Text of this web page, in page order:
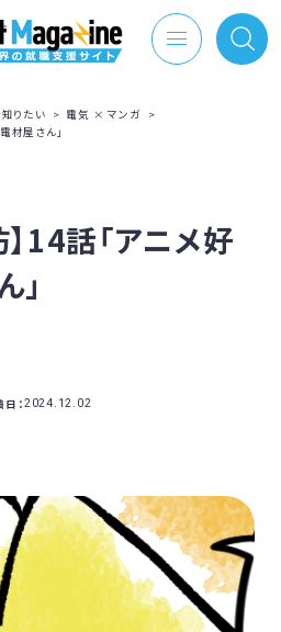
りたい > 電気 × マンガ
>
材屋さん」
14話「アニメ好
」
：2024.12.02